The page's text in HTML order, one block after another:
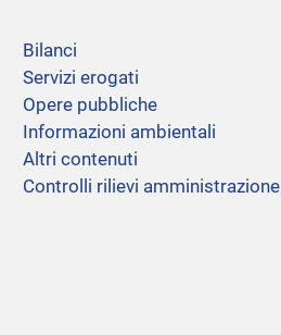
Bilanci
Servizi erogati
Opere pubbliche
Informazioni ambientali
Altri contenuti
Controlli rilievi amministrazione